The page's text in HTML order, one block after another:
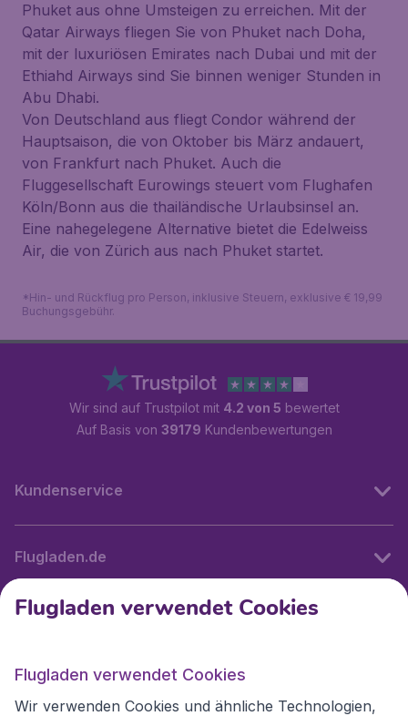
Phuket aus ohne Umsteigen zu erreichen. Mit der
Qatar Airways fliegen Sie von Phuket nach Doha,
mit der luxuriösen Emirates nach Dubai und mit der
Ethiahd Airways sind Sie binnen weniger Stunden in
Abu Dhabi.
Von Deutschland aus fliegt Condor während der
Hauptsaison, die von Oktober bis März andauert,
von Frankfurt nach Phuket. Auch die
Fluggesellschaft Eurowings steuert vom Flughafen
Köln/Bonn aus die thailändische Urlaubsinsel an.
Eine nahegelegene Alternative bietet die Edelweiss
Air, die von Zürich aus nach Phuket startet.
*Hin- und Rückflug pro Person, inklusive Steuern, exklusive € 19,99
Buchungsgebühr.
Wir sind auf Trustpilot mit 4.2 von 5 bewertet
Auf Basis von 39179 Kundenbewertungen
Kundenservice
Flugladen.de
Internationale Webseiten
Folgen Sie uns:
Flugladen verwendet Cookies
Flugladen verwendet Cookies
Wir verwenden Cookies und ähnliche Technologien,